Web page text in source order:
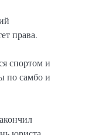
права.
спортом и
по самбо и